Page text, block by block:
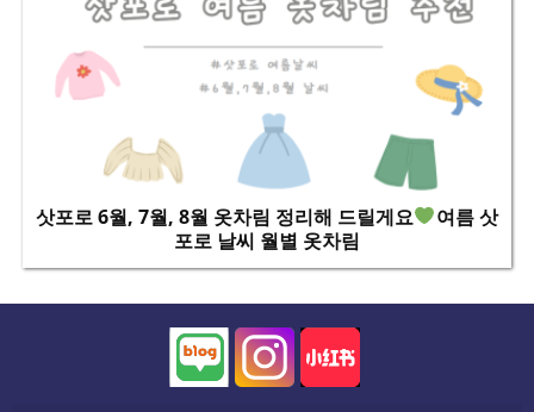
삿포로 6월, 7월, 8월 옷차림 정리해 드릴게요
여름 삿
포로 날씨 월별 옷차림